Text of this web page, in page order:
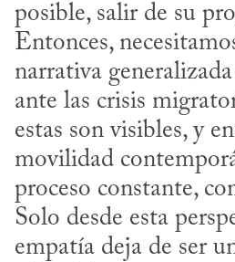
posible, salir de su
Entonces,
narrativa
ante las crisis
estas son visibles, y
movilidad
proceso constante,
Solo desde esta
empatía deja de ser